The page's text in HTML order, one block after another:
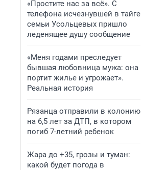
«Простите нас за всё». С
телефона исчезнувшей в тайге
семьи Усольцевых пришло
леденящее душу сообщение
«Меня годами преследует
бывшая любовница мужа: она
портит жилье и угрожает».
Реальная история
Рязанца отправили в колонию
на 6,5 лет за ДТП, в котором
погиб 7-летний ребенок
Жара до +35, грозы и туман:
какой будет погода в